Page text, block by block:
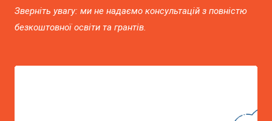
Зверніть увагу: ми не надаємо консультацій з повністю
безкоштовної освіти та грантів.